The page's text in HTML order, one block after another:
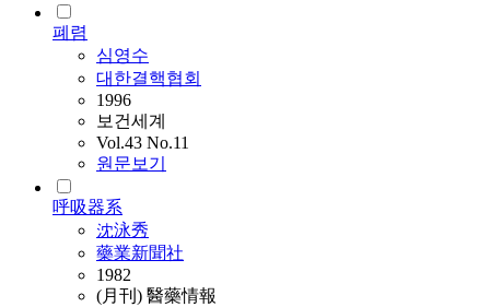
폐렴
심영수
대한결핵협회
1996
보건세계
Vol.43 No.11
원문보기
呼吸器系
沈泳秀
藥業新聞社
1982
(月刊) 醫藥情報